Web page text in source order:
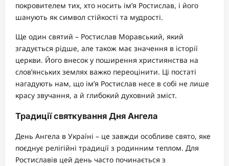
покровителем тих, хто носить ім’я Ростислав, і його
шанують як символ стійкості та мудрості.
Ще один святий – Ростислав Моравський, який
згадується рідше, але також має значення в історії
церкви. Його внесок у поширення християнства на
слов’янських землях важко переоцінити. Ці постаті
нагадують нам, що ім’я Ростислав несе в собі не лише
красу звучання, а й глибокий духовний зміст.
Традиції святкування Дня Ангела
День Ангела в Україні – це завжди особливе свято, яке
поєднує релігійні традиції з родинним теплом. Для
Ростиславів цей день часто починається з